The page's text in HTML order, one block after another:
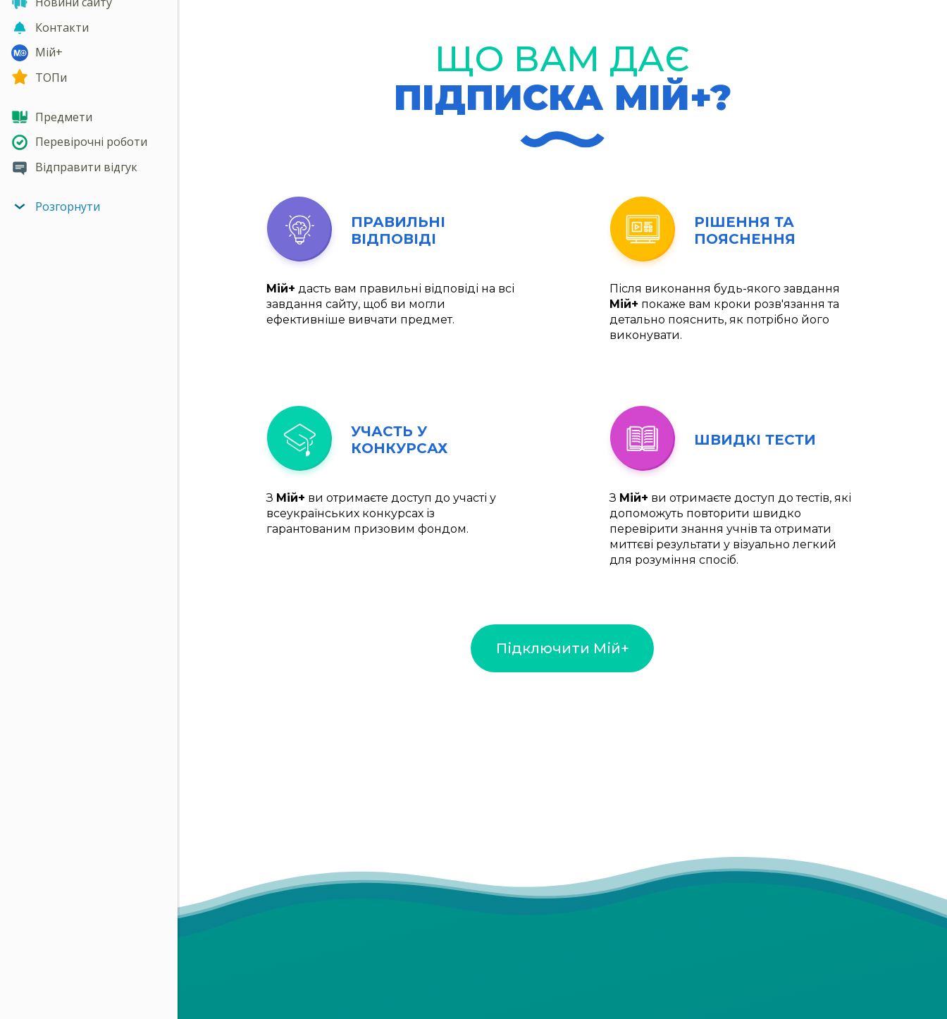
Контакти
Мій+
ТОПи
Предмети
Перевірочні роботи
Відправити відгук
Розгорнути
ЩО ВАМ ДАЄ
ПІДПИСКА МІЙ+?
ПРАВИЛЬНІ
ВІДПОВІДІ
Мій+ дасть вам правильні відповіді на всі
завдання сайту, щоб ви могли
ефективніше вивчати предмет.
РІШЕННЯ ТА
ПОЯСНЕННЯ
Після виконання будь-якого завдання
Мій+ покаже вам кроки розв'язання та
детально пояснить, як потрібно його
виконувати.
УЧАСТЬ У
КОНКУРСАХ
З Мій+ ви отримаєте доступ до участі у
всеукраїнських конкурсах із
гарантованим призовим фондом.
ШВИДКІ ТЕСТИ
З Мій+ ви отримаєте доступ до тестів, які
допоможуть повторити швидко
перевірити знання учнів та отримати
миттєві результати у візуально легкий
для розуміння спосіб.
Підключити Мій+